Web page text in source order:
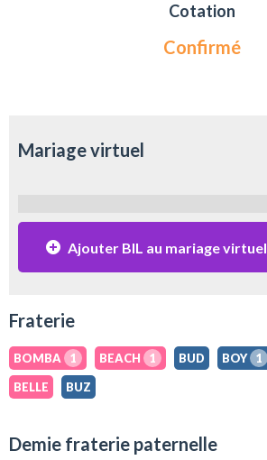
Cotation
Confirmé
Mariage virtuel
Ajouter BIL au mariage virtuel
Fraterie
BOMBA 1 BEACH 1 BUD BOY 1
BELLE
BUZ
Demie fraterie paternelle